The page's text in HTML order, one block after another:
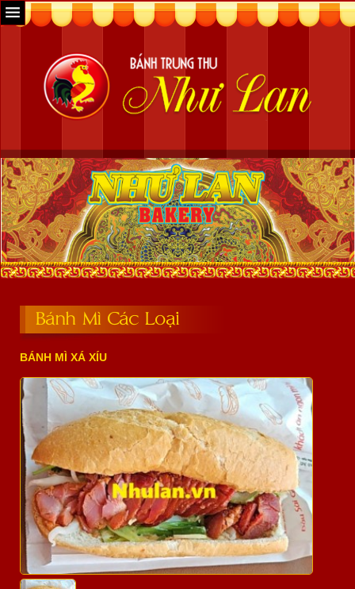
Bánh Mì Các Loại
BÁNH MÌ XÁ XÍU